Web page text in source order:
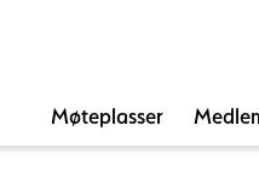
Møteplasser